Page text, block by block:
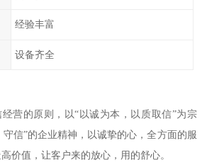
经验丰富
设备齐全
营的原则，以“以诚为本，以质取信”为宗
守信”的企业精神，以诚挚的心，全方面的服
价值，让客户来的放心，用的舒心。